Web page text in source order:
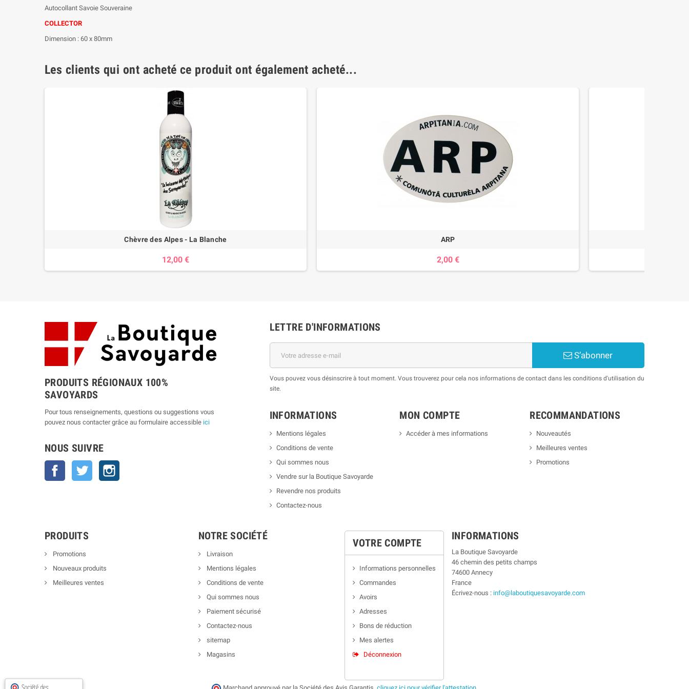
Autocollant Savoie Souveraine
COLLECTOR
Dimension : 60 x 80mm
Les clients qui ont acheté ce produit ont également acheté...
Chèvre des Alpes - La Blanche
12,00 €
ARP
2,00 €
PRODUITS RÉGIONAUX 100%
SAVOYARDS
Pour tous renseignements, questions ou suggestions vous
pouvez nous contacter grâce au formulaire accessible ici
NOUS SUIVRE
Facebook Twitter
LETTRE D'INFORMATIONS
S’abonner
Vous pouvez vous désinscrire à tout moment. Vous trouverez pour cela nos informations de contact dans les conditions d'utilisation du
site.
INFORMATIONS
Mentions légales
Conditions de vente
Qui sommes nous
Vendre sur la Boutique Savoyarde
Revendre nos produits
Contactez-nous
MON COMPTE
Accéder à mes informations
RECOMMANDATIONS
Nouveautés
Meilleures ventes
Promotions
PRODUITS
Promotions
Nouveaux produits
Meilleures ventes
NOTRE SOCIÉTÉ
Livraison
Mentions légales
Conditions de vente
Qui sommes nous
Paiement sécurisé
Contactez-nous
sitemap
Magasins
VOTRE COMPTE
Informations personnelles
Commandes
Avoirs
Adresses
Bons de réduction
Mes alertes
Déconnexion
INFORMATIONS
La Boutique Savoyarde
46 chemin des petits champs
74600 Annecy
France
Écrivez-nous : info@laboutiquesavoyarde.com